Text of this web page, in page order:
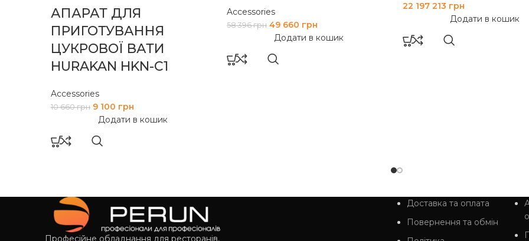
АПАРАТ ДЛЯ
ПРИГОТУВАННЯ
ЦУКРОВОЇ ВАТИ
HURAKAN HKN-C1
Accessories
10 660грн 9 100 грн
Додати в кошик
Accessories
58 396грн 49 660 грн
Додати в кошик
22 197 213 грн
Додати в кошик
Професійне обладнання для ресторанів,
Доставка та оплата
Повернення та обмін